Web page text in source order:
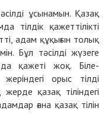
ұсынамын. Қазақ
тілдік қажеттілікті
адам құқығын толық
Бұл тәсілді жүзеге
қажеті жоқ. Біле-
орыс тілді
қазақ тіліндегі
ғана қазақ тілін